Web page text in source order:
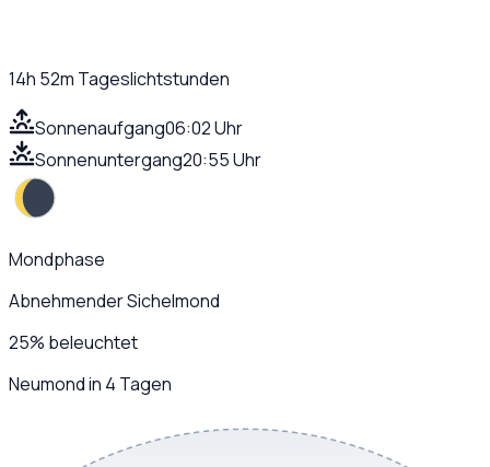
14h 52m Tageslichtstunden
Sonnenaufgang06:02 Uhr
Sonnenuntergang20:55 Uhr
Mondphase
Abnehmender Sichelmond
25% beleuchtet
Neumond in 4 Tagen